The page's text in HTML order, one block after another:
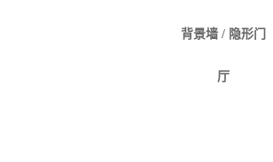
背景墙 / 隐形门
厅